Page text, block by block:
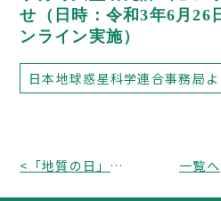
せ（日時：令和3年6月
ンライン実施）
< 「地質の日」経済産業省特別企画 のお知らせ（展示期間：令和3年5月6日～5月21日、東京都千代田区） 一覧へ